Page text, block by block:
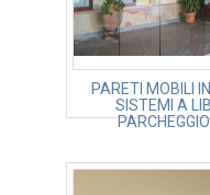
PARETI MOBILI
SISTEMI A